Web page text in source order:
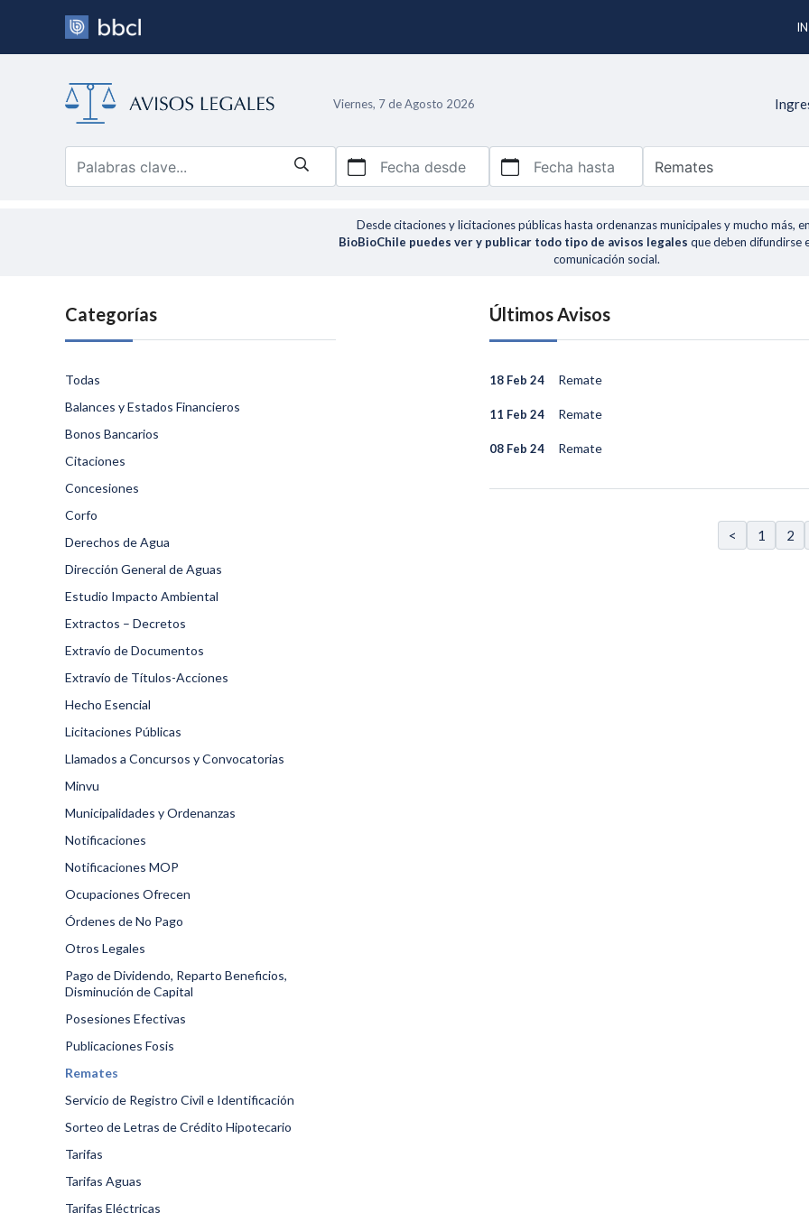
Viernes, 7 de Agosto 2026
Fecha desde Fecha hasta
Desde citaciones y licitaciones públicas hasta ordenanzas municipales y mucho más, en
BioBioChile puedes ver y publicar todo tipo de avisos legales que deben difundirse
comunicación social.
Categorías
Todas
Balances y Estados Financieros
Bonos Bancarios
Citaciones
Concesiones
Corfo
Derechos de Agua
Dirección General de Aguas
Estudio Impacto Ambiental
Extractos – Decretos
Extravío de Documentos
Extravío de Títulos-Acciones
Hecho Esencial
Licitaciones Públicas
Llamados a Concursos y Convocatorias
Minvu
Municipalidades y Ordenanzas
Notificaciones
Notificaciones MOP
Ocupaciones Ofrecen
Órdenes de No Pago
Otros Legales
Pago de Dividendo, Reparto Beneficios,
Disminución de Capital
Posesiones Efectivas
Publicaciones Fosis
Remates
Servicio de Registro Civil e Identificación
Sorteo de Letras de Crédito Hipotecario
Tarifas
Tarifas Aguas
Tarifas Eléctricas
Últimos Avisos
18 Feb 24 Remate
11 Feb 24 Remate
08 Feb 24 Remate
< 1 2